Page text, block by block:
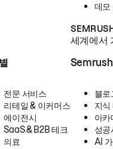
데모
세계에서
전문 서비스
리테일 & 이커머스
에이전시
SaaS & B2B 테크
의료
Semrush
블로
지식
아카
성공
AI